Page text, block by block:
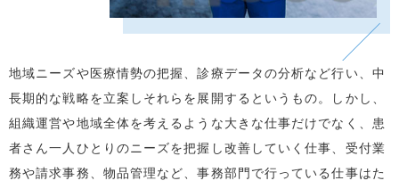
地域ニーズや医療情勢の把握、診療データの分析など行い、中
長期的な戦略を立案しそれらを展開するというもの。しかし、
組織運営や地域全体を考えるような大きな仕事だけでなく、患
者さん一人ひとりのニーズを把握し改善していく仕事、受付業
務や請求事務、物品管理など、事務部門で行っている仕事はた